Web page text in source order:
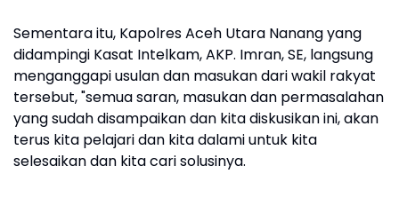
Sementara itu, Kapolres Aceh Utara Nanang yang
didampingi Kasat Intelkam, AKP. Imran, SE, langsung
menganggapi usulan dan masukan dari wakil rakyat
tersebut, "semua saran, masukan dan permasalahan
yang sudah disampaikan dan kita diskusikan ini, akan
terus kita pelajari dan kita dalami untuk kita
selesaikan dan kita cari solusinya.